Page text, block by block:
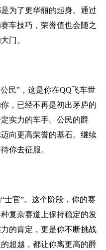
为了更华丽的起身。通过
车技巧，荣誉值也会随之
门。
民”，这是你在QQ飞车世
，已经不再是初出茅庐的
实力的车手。公民的爵
向更高荣誉的基石。继续
你去征服。
士官”。这个阶段，你的赛
复杂赛道上保持稳定的发
的肯定，更是你不断挑战
超越，都让你离更高的爵